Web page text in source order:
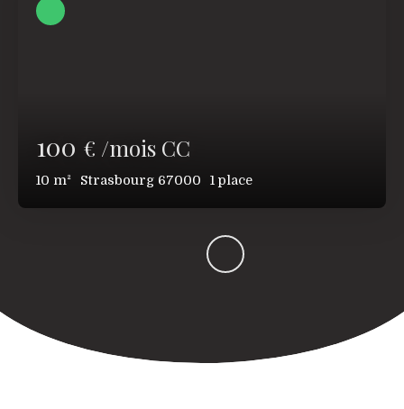
100 € /mois CC
10 m² Strasbourg 67000 1 place